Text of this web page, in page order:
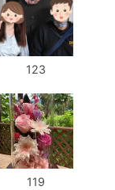
123
119